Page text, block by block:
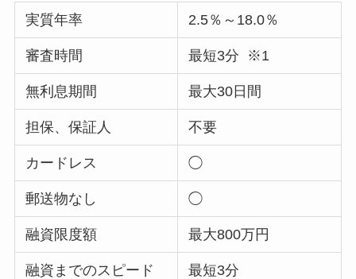
実質年率 2.5％～18.0％
審査時間 最短3分 ※1
無利息期間 最大30日間
担保、保証人 不要
カードレス ◯
郵送物なし ◯
融資限度額 最大800万円
融資までのスピード 最短3分